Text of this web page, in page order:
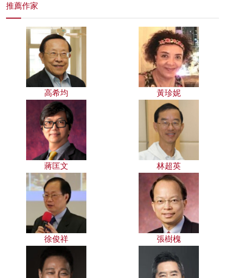
推薦作家
高希均 黃珍妮
蔣匡文 林超英
徐俊祥 張樹槐